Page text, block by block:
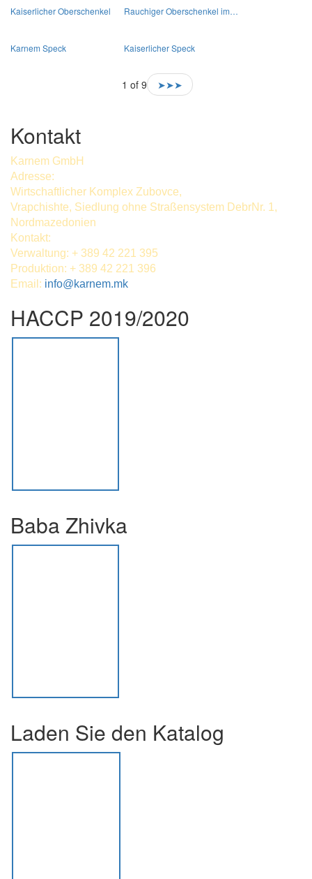
Kaiserlicher Oberschenkel Rauchiger Oberschenkel im…
Karnem Speck Kaiserlicher Speck
1 of 9 ➤➤➤
Kontakt
Karnem GmbH
Adresse:
Wirtschaftlicher Komplex Zubovce,
Vrapchishte, Siedlung ohne Straßensystem DebrNr. 1,
Nordmazedonien
Kontakt:
Verwaltung: + 389 42 221 395
Produktion: + 389 42 221 396
Email: info@karnem.mk
HACCP 2019/2020
Baba Zhivka
Laden Sie den Katalog